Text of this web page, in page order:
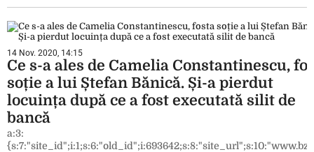
14 Nov. 2020, 14:15
Ce s-a ales de Camelia Constantinescu,
soție a lui Ștefan Bănică. Și-a pierdut
locuința după ce a fost executată silit de
bancă
a:3: